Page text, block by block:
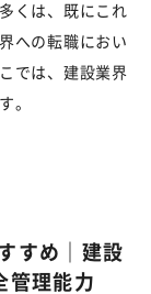
くは、既にこれ
への転職におい
では、建設業界
。
すめ｜建設
管理能力